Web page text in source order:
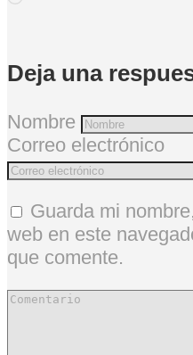
Deja una
Nombre
Correo electrónico
Guarda mi
web en este
que comente.